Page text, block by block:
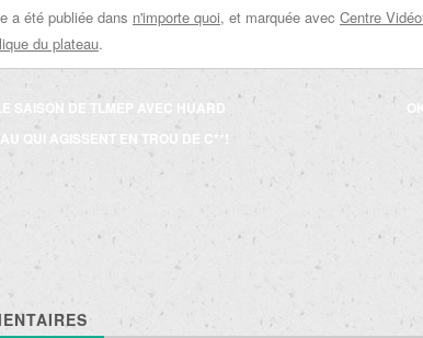
a été publiée dans n'importe quoi, et marquée avec Centre
du plateau.
SAISON DE TLMEP AVEC HUARD
QUI AGISSENT EN TROU DE C**!